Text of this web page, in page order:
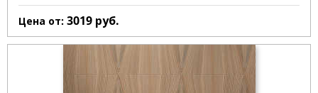
Цена от: 3019 руб.